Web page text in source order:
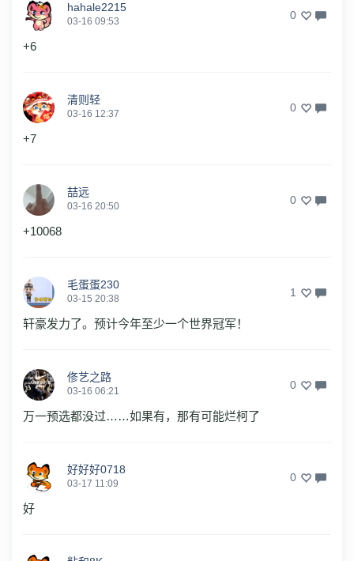
hahale2215
03-16 09:53 0
+6
清则轻
03-16 12:37 0
+7
喆远
03-16 20:50 0
+10068
毛蛋蛋230
03-15 20:38 1
轩豪发力了。预计今年至少一个世界冠军！
俢艺之路
03-16 06:21 0
万一预选都没过……如果有，那有可能烂柯了
好好好0718
03-17 11:09 0
好